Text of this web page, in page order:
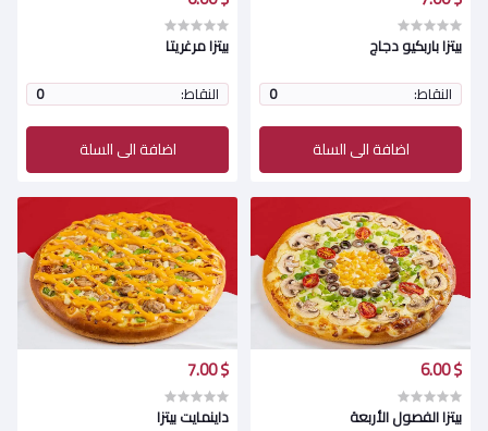
بيتزا باربكيو دجاج
النقاط:
0
اضافة الى السلة
بيتزا مرغريتا
النقاط:
0
اضافة الى السلة
$ 6.00
بيتزا الفصول الأربعة
$ 7.00
داينمايت بيتزا